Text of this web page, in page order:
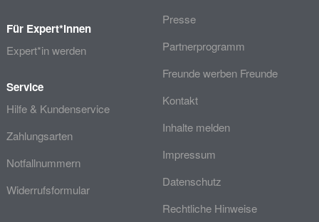
Für Expert*innen
Expert*in werden
Service
Hilfe & Kundenservice
Zahlungsarten
Notfallnummern
Widerrufsformular
Presse
Partnerprogramm
Freunde werben Freunde
Kontakt
Inhalte melden
Impressum
Datenschutz
Rechtliche Hinweise